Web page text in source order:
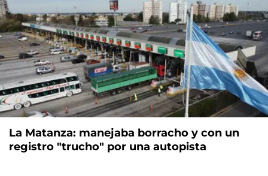
La Matanza: manejaba borracho y con un
registro "trucho" por una autopista